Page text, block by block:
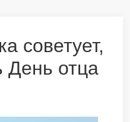
советует,
День отца